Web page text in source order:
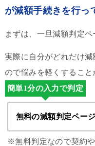
が減額手続きを行っ
まずは、一旦減額判定ペ
実際に自分がどれだけ
ので悩みを軽くすること
簡単1分の入力で判定
無料の減額判定ペー
※無料判定なので契約